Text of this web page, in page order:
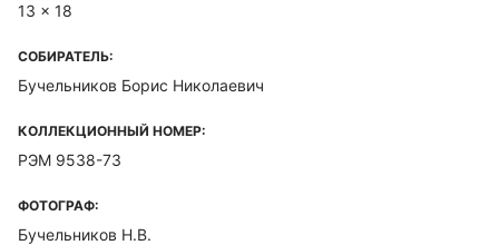
13 x 18
СОБИРАТЕЛЬ:
Бучельников Борис Николаевич
КОЛЛЕКЦИОННЫЙ НОМЕР:
РЭМ 9538-73
ФОТОГРАФ:
Бучельников Н.В.